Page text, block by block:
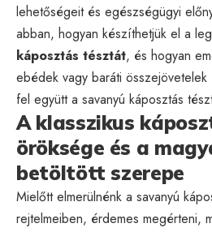
lehetőségeit és egészségügyi
abban, hogyan készíthetjük el a
káposztás tésztát, és hogyan
ebédek vagy baráti
fel együtt a savanyú káposztás
A klasszikus
öröksége és a
betöltött szerepe
Mielőtt elmerülnénk a savanyú
rejtelmeiben, érdemes megérteni,